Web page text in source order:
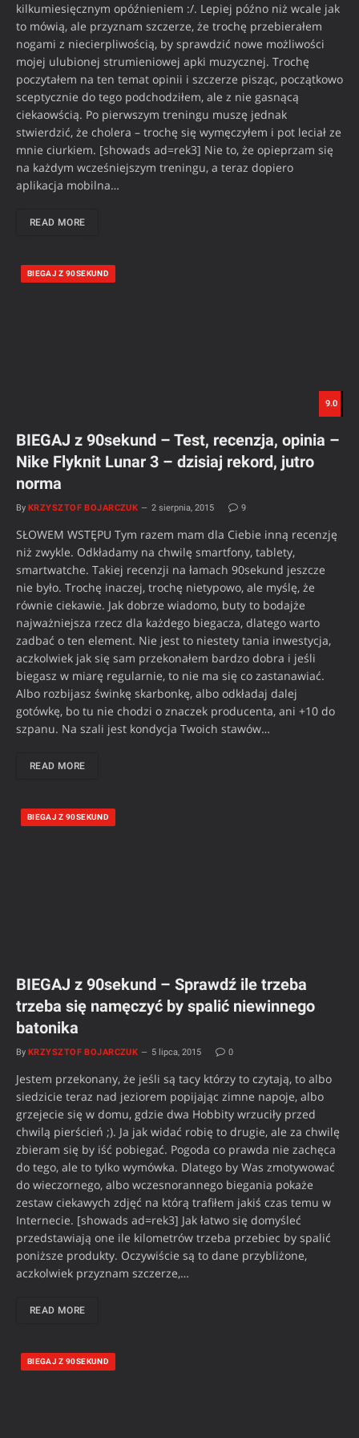
kilkumiesięcznym opóźnieniem :/. Lepiej późno niż wcale jak
to mówią, ale przyznam szczerze, że trochę przebierałem
nogami z niecierpliwością, by sprawdzić nowe możliwości
mojej ulubionej strumieniowej apki muzycznej. Trochę
poczytałem na ten temat opinii i szczerze pisząc, początkowo
sceptycznie do tego podchodziłem, ale z nie gasnącą
ciekaowścią. Po pierwszym treningu muszę jednak
stwierdzić, że cholera – trochę się wymęczyłem i pot leciał ze
mnie ciurkiem. [showads ad=rek3] Nie to, że opieprzam się
na każdym wcześniejszym treningu, a teraz dopiero
aplikacja mobilna…
READ MORE
9.0
BIEGAJ Z 90SEKUND
BIEGAJ z 90sekund – Test, recenzja, opinia –
Nike Flyknit Lunar 3 – dzisiaj rekord, jutro
norma
By KRZYSZTOF BOJARCZUK 2 sierpnia, 2015 9
SŁOWEM WSTĘPU Tym razem mam dla Ciebie inną recenzję
niż zwykle. Odkładamy na chwilę smartfony, tablety,
smartwatche. Takiej recenzji na łamach 90sekund jeszcze
nie było. Trochę inaczej, trochę nietypowo, ale myślę, że
równie ciekawie. Jak dobrze wiadomo, buty to bodajże
najważniejsza rzecz dla każdego biegacza, dlatego warto
zadbać o ten element. Nie jest to niestety tania inwestycja,
aczkolwiek jak się sam przekonałem bardzo dobra i jeśli
biegasz w miarę regularnie, to nie ma się co zastanawiać.
Albo rozbijasz świnkę skarbonkę, albo odkładaj dalej
gotówkę, bo tu nie chodzi o znaczek producenta, ani +10 do
szpanu. Na szali jest kondycja Twoich stawów…
READ MORE
BIEGAJ Z 90SEKUND
BIEGAJ z 90sekund – Sprawdź ile trzeba
trzeba się namęczyć by spalić niewinnego
batonika
By KRZYSZTOF BOJARCZUK 5 lipca, 2015 0
Jestem przekonany, że jeśli są tacy którzy to czytają, to albo
siedzicie teraz nad jeziorem popijając zimne napoje, albo
grzejecie się w domu, gdzie dwa Hobbity wrzuciły przed
chwilą pierścień ;). Ja jak widać robię to drugie, ale za chwilę
zbieram się by iść pobiegać. Pogoda co prawda nie zachęca
do tego, ale to tylko wymówka. Dlatego by Was zmotywować
do wieczornego, albo wczesnorannego biegania pokaże
zestaw ciekawych zdjęć na którą trafiłem jakiś czas temu w
Internecie. [showads ad=rek3] Jak łatwo się domyśleć
przedstawiają one ile kilometrów trzeba przebiec by spalić
poniższe produkty. Oczywiście są to dane przybliżone,
aczkolwiek przyznam szczerze,…
READ MORE
BIEGAJ Z 90SEKUND